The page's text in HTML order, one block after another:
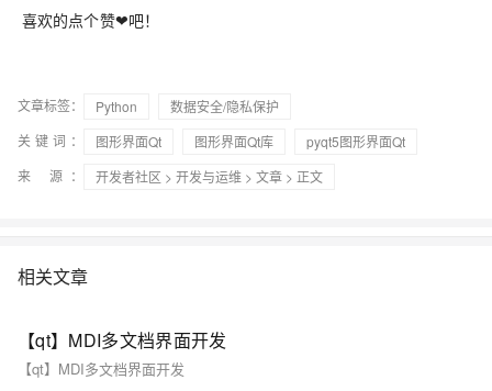
喜欢的点个赞❤吧！
文章标签： Python
数据安全/隐私保护
关键词：
图形界面Qt 图形界面Qt库
pyqt5图形界面Qt
来 源：
开发者社区 > 开发与运维 > 文章 > 正文
相关文章
【qt】MDI多文档界面开发
【qt】MDI多文档界面开发